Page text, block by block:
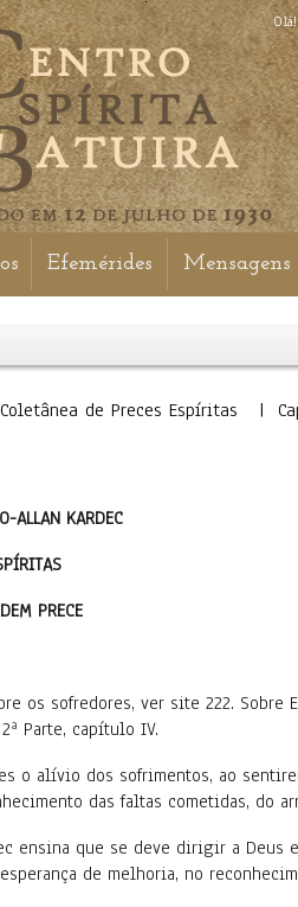
Efemérides Mensagens
de Preces Espíritas |
ALLAN KARDEC
PRECE
os sofredores, ver site 222.
Parte, capítulo IV.
o alívio dos sofrimentos, ao
das faltas cometidas, do
ensina que se deve dirigir a
de melhoria, no